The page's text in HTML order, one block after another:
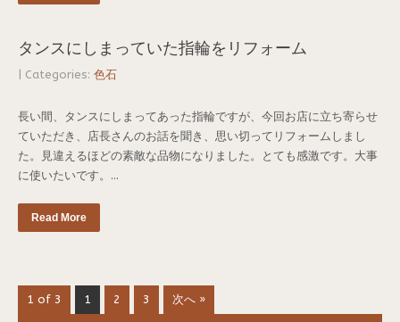
タンスにしまっていた指輪をリフォーム
| Categories: 色石
長い間、タンスにしまってあった指輪ですが、今回お店に立ち寄らせ
ていただき、店長さんのお話を聞き、思い切ってリフォームしまし
た。見違えるほどの素敵な品物になりました。とても感激です。大事
に使いたいです。...
Read More
1 of 3 1 2 3 次へ »